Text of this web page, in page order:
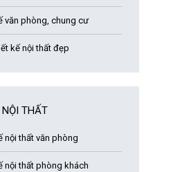
văn phòng, chung cư
kế nội thất đẹp
THẤT
nội thất văn phòng
nội thất phòng khách